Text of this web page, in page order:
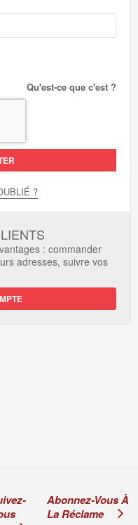
Qu'est-ce que c'est ?
?
: commander
adresses, suivre vos
Abonnez-Vous À
La Réclame